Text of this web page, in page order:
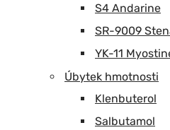
S4 Andarine
SR-9009
YK-11
Úbytek hmotnosti
Klenbuterol
Salbutamol